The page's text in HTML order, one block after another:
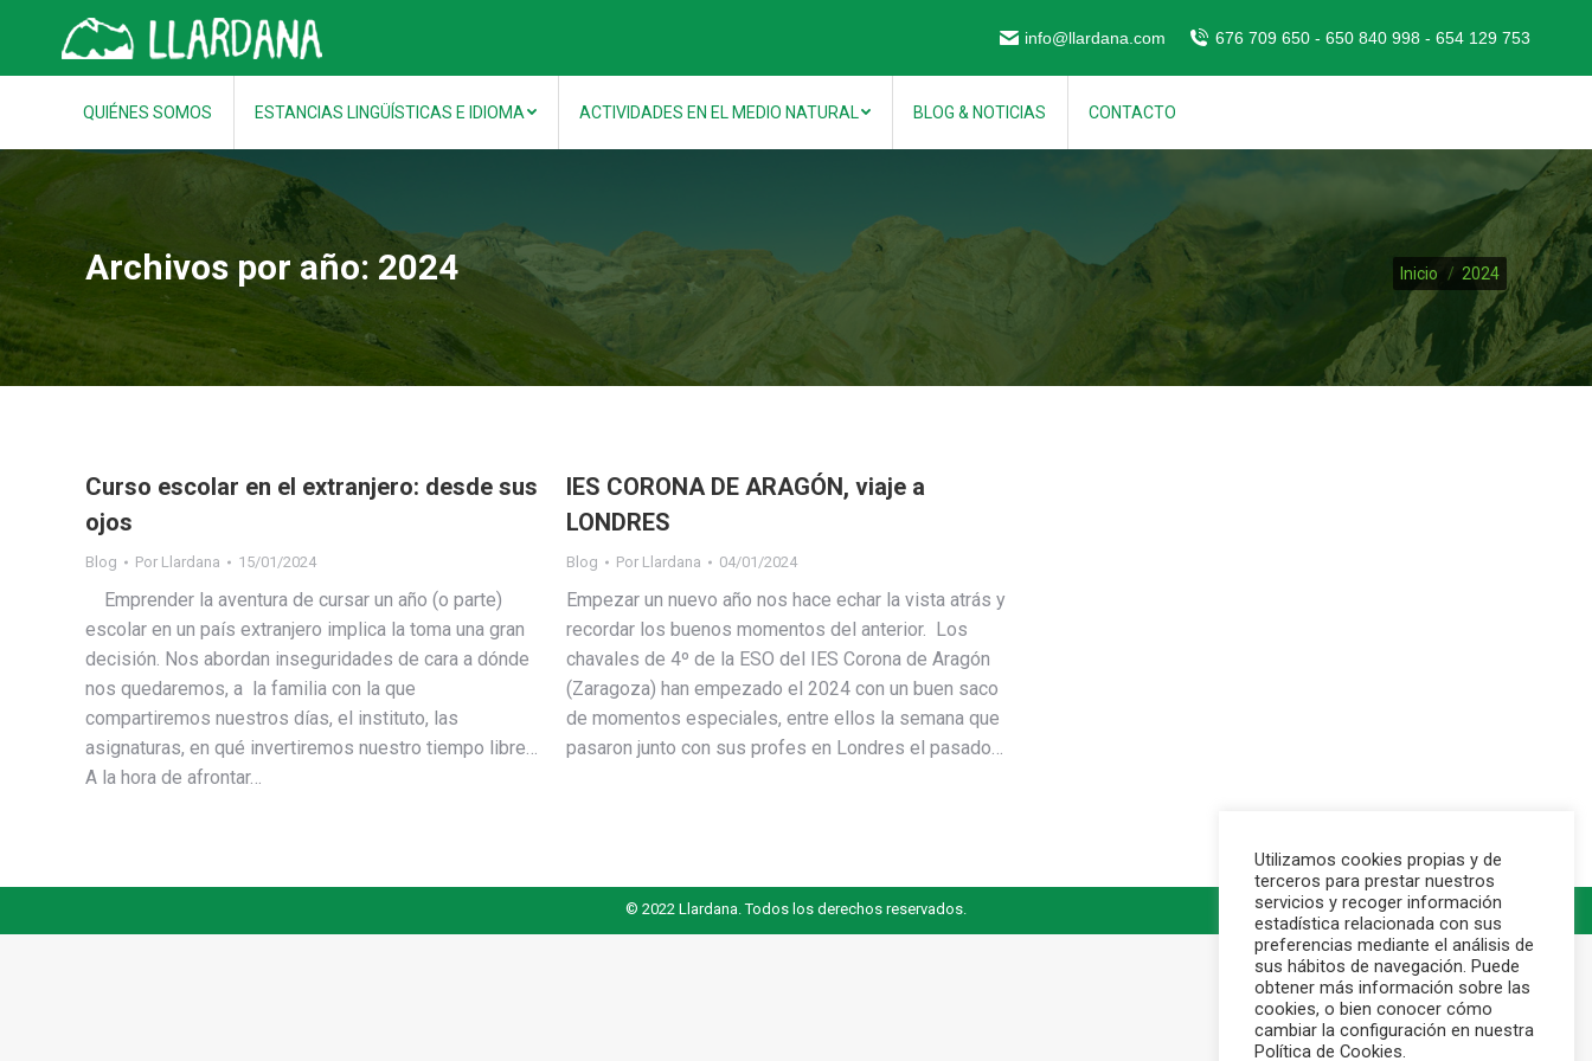
info@llardana.com 676 709 650 - 650 840 998 - 654 129 753
QUIÉNES SOMOS ESTANCIAS LINGÜÍSTICAS E IDIOMA ACTIVIDADES EN EL MEDIO NATURAL BLOG & NOTICIAS CONTACTO
Archivos por año: 2024 Estás aquí:
Inicio 2024
Curso escolar en el extranjero: desde sus
ojos
Blog Por Llardana 15/01/2024
Emprender la aventura de cursar un año (o parte)
escolar en un país extranjero implica la toma una gran
decisión. Nos abordan inseguridades de cara a dónde
nos quedaremos, a la familia con la que
compartiremos nuestros días, el instituto, las
asignaturas, en qué invertiremos nuestro tiempo libre…
A la hora de afrontar…
IES CORONA DE ARAGÓN, viaje a
LONDRES
Blog Por Llardana 04/01/2024
Empezar un nuevo año nos hace echar la vista atrás y
recordar los buenos momentos del anterior. Los
chavales de 4º de la ESO del IES Corona de Aragón
(Zaragoza) han empezado el 2024 con un buen saco
de momentos especiales, entre ellos la semana que
pasaron junto con sus profes en Londres el pasado…
© 2022 Llardana. Todos los derechos reservados.
Utilizamos cookies propias y de
terceros para prestar nuestros
servicios y recoger información
estadística relacionada con sus
preferencias mediante el análisis de
sus hábitos de navegación. Puede
obtener más información sobre las
cookies, o bien conocer cómo
cambiar la configuración en nuestra
Política de Cookies.